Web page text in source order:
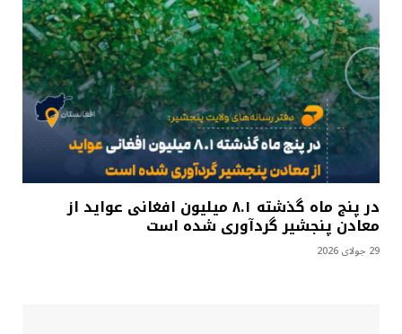
در پنج ماه گذشته ۸.۱ میلیون افغانی عواید از
معادن پنجشیر گردآوری شده است
29 جولای 2026